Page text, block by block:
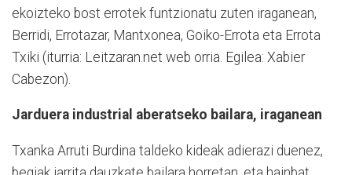
ekoizteko bost errotek funtzionatu zuten iraganean,
Berridi, Errotazar, Mantxonea, Goiko-Errota eta Errota
Txiki (iturria: Leitzaran.net web orria. Egilea: Xabier
Cabezon).
Jarduera industrial aberatseko bailara, iraganean
Txanka Arruti Burdina taldeko kideak adierazi duenez,